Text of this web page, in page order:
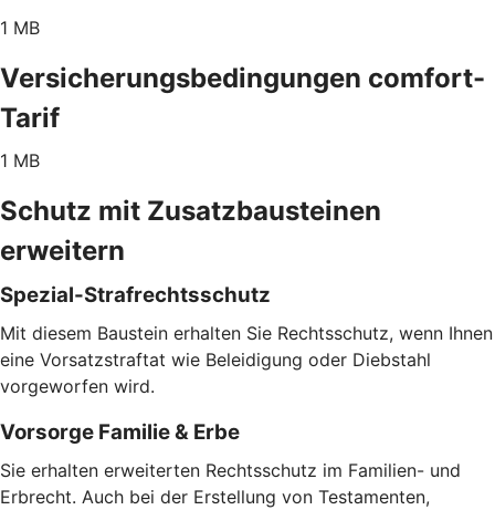
1 MB
Versicherungsbedingungen comfort-
Tarif
1 MB
Schutz mit Zusatzbausteinen
erweitern
Spezial-Strafrechtsschutz
Mit diesem Baustein erhalten Sie Rechtsschutz, wenn Ihnen
eine Vorsatzstraftat wie Beleidigung oder Diebstahl
vorgeworfen wird.
Vorsorge Familie & Erbe
Sie erhalten erweiterten Rechtsschutz im Familien- und
Erbrecht. Auch bei der Erstellung von Testamenten,